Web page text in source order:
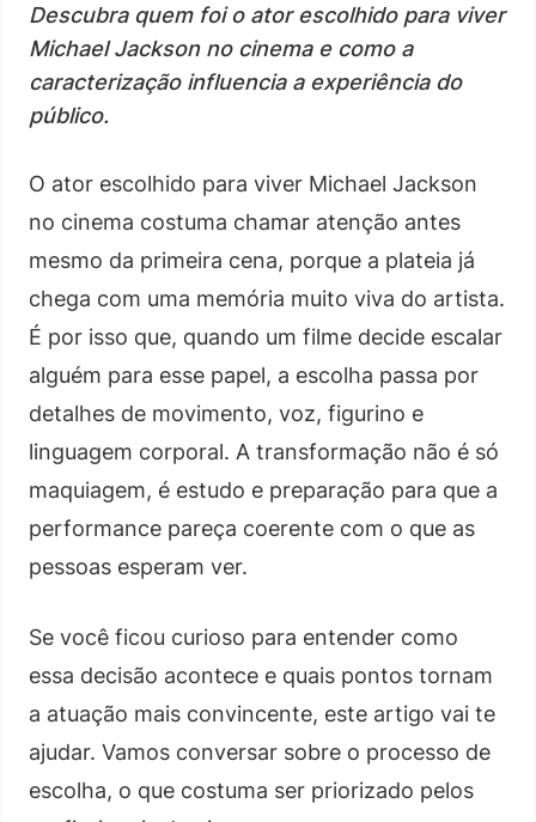
Descubra quem foi o ator escolhido para viver
Michael Jackson no cinema e como a
caracterização influencia a experiência do
público.
O ator escolhido para viver Michael Jackson
no cinema costuma chamar atenção antes
mesmo da primeira cena, porque a plateia já
chega com uma memória muito viva do artista.
É por isso que, quando um filme decide escalar
alguém para esse papel, a escolha passa por
detalhes de movimento, voz, figurino e
linguagem corporal. A transformação não é só
maquiagem, é estudo e preparação para que a
performance pareça coerente com o que as
pessoas esperam ver.
Se você ficou curioso para entender como
essa decisão acontece e quais pontos tornam
a atuação mais convincente, este artigo vai te
ajudar. Vamos conversar sobre o processo de
escolha, o que costuma ser priorizado pelos